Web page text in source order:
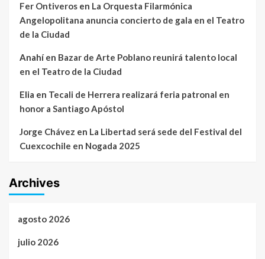
Fer Ontiveros en La Orquesta Filarmónica
Angelopolitana anuncia concierto de gala en el Teatro
de la Ciudad
Anahíen Bazar de Arte Poblano reunirá talento local
en el Teatro de la Ciudad
Elia en Tecali de Herrera realizará feria patronal en
honor a Santiago Apóstol
Jorge Chávez en La Libertad será sede del Festival del
Cuexcochile en Nogada 2025
Archives
agosto 2026
julio 2026